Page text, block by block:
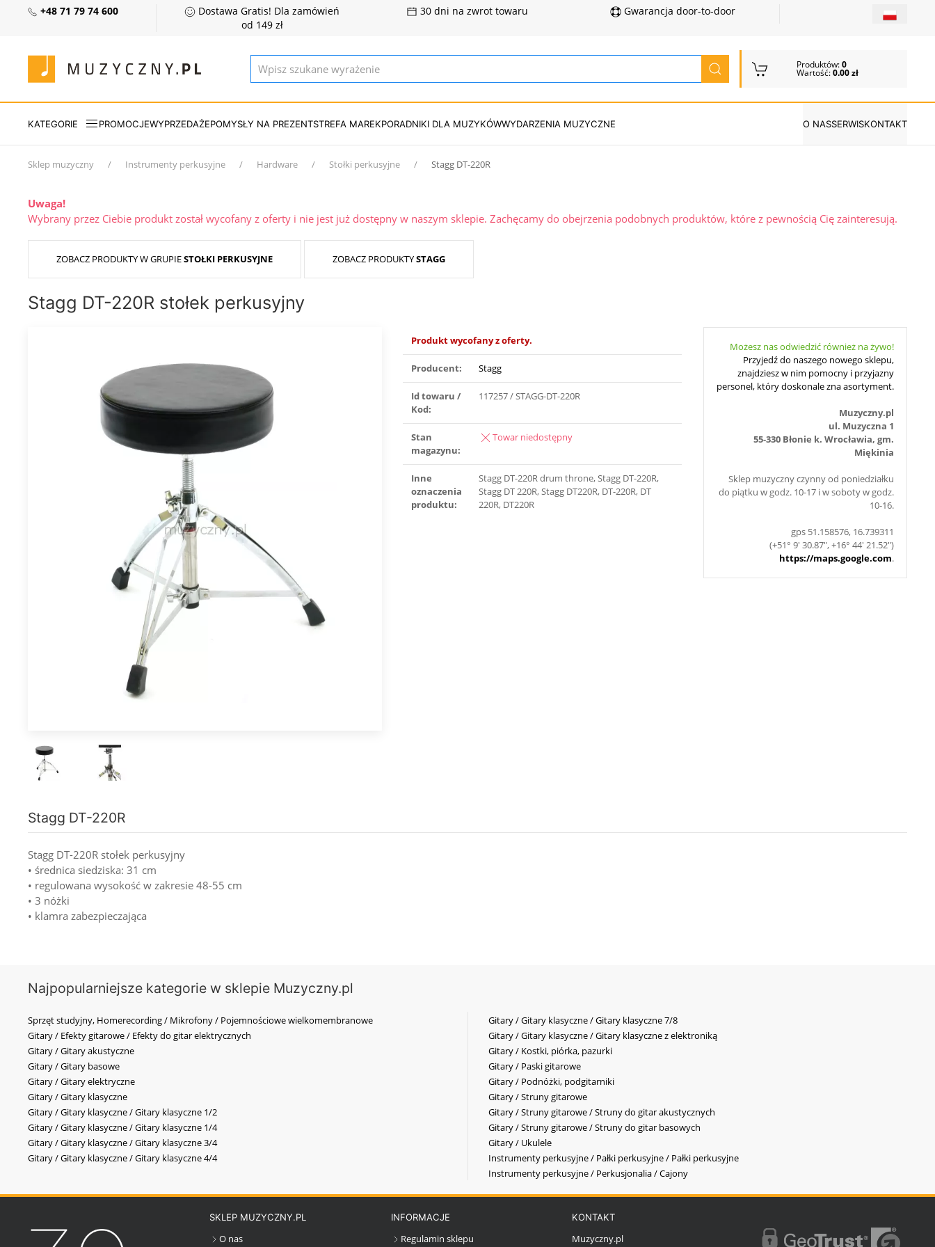
+48 71 79 74 600
Dostawa Gratis! Dla zamówień
od 149 zł
30 dni na zwrot towaru Gwarancja door-to-door
Produktów:0
Wartość:0.00 zł
KATEGORIE PROMOCJEWYPRZEDAŻEPOMYSŁY NA PREZENTSTREFA MAREKPORADNIKI DLA MUZYKÓWWYDARZENIA MUZYCZNE O NASSERWISKONTAKT
Sklep muzyczny Instrumenty perkusyjne Hardware Stołki perkusyjne Stagg DT-220R
Uwaga!
Wybrany przez Ciebie produkt został wycofany z oferty i nie jest już dostępny w naszym sklepie. Zachęcamy do obejrzenia podobnych produktów, które z pewnością Cię zainteresują.
ZOBACZ PRODUKTY W GRUPIESTOŁKI PERKUSYJNE ZOBACZ PRODUKTYSTAGG
Stagg DT-220R stołek perkusyjny
Produkt wycofany z oferty.
Producent: Stagg
Id towaru /
Kod:
117257 / STAGG-DT-220R
Stan
magazynu:
Towar niedostępny
Inne
oznaczenia
produktu:
Stagg DT-220R drum throne, Stagg DT-220R,
Stagg DT 220R, Stagg DT220R, DT-220R, DT
220R, DT220R
Możesz nas odwiedzić również na żywo!
Przyjedź do naszego nowego sklepu,
znajdziesz w nim pomocny i przyjazny
personel, który doskonale zna asortyment.
Muzyczny.pl
ul. Muzyczna 1
55-330 Błonie k. Wrocławia, gm.
Miękinia
Sklep muzyczny czynny od poniedziałku
do piątku w godz. 10-17 i w soboty w godz.
10-16.
gps 51.158576, 16.739311
(+51° 9' 30.87", +16° 44' 21.52")
https://maps.google.com.
Stagg DT-220R
Stagg DT-220R stołek perkusyjny
• średnica siedziska: 31 cm
• regulowana wysokość w zakresie 48-55 cm
• 3 nóżki
• klamra zabezpieczająca
Najpopularniejsze kategorie w sklepie Muzyczny.pl
Sprzęt studyjny, Homerecording / Mikrofony / Pojemnościowe wielkomembranowe
Gitary / Efekty gitarowe / Efekty do gitar elektrycznych
Gitary / Gitary akustyczne
Gitary / Gitary basowe
Gitary / Gitary elektryczne
Gitary / Gitary klasyczne
Gitary / Gitary klasyczne / Gitary klasyczne 1/2
Gitary / Gitary klasyczne / Gitary klasyczne 1/4
Gitary / Gitary klasyczne / Gitary klasyczne 3/4
Gitary / Gitary klasyczne / Gitary klasyczne 4/4
Gitary / Gitary klasyczne / Gitary klasyczne 7/8
Gitary / Gitary klasyczne / Gitary klasyczne z elektroniką
Gitary / Kostki, piórka, pazurki
Gitary / Paski gitarowe
Gitary / Podnóżki, podgitarniki
Gitary / Struny gitarowe
Gitary / Struny gitarowe / Struny do gitar akustycznych
Gitary / Struny gitarowe / Struny do gitar basowych
Gitary / Ukulele
Instrumenty perkusyjne / Pałki perkusyjne / Pałki perkusyjne
Instrumenty perkusyjne / Perkusjonalia / Cajony
SKLEP MUZYCZNY.PL
O nas
INFORMACJE
Regulamin sklepu
KONTAKT
Muzyczny.pl